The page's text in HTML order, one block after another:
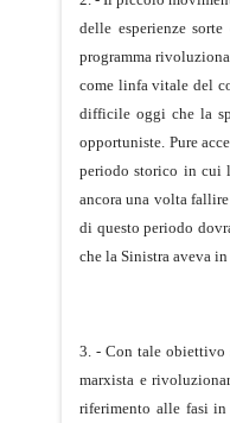
delle esperienze
programma
come linfa vitale del
difficile oggi che la
opportuniste. Pure
periodo storico in cui
ancora una volta
di questo periodo
che la Sinistra aveva
3. - Con tale obiettivo
marxista e
riferimento alle fasi